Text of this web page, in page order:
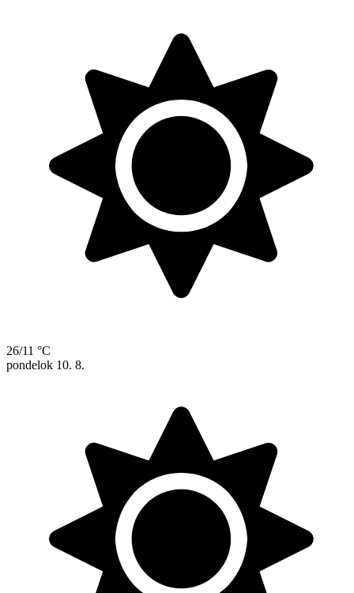
26/11 °C
pondelok 10. 8.